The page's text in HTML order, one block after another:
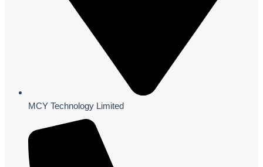
MCY Technology Limited